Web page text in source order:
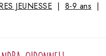
JEUNESSE 8-9 ans